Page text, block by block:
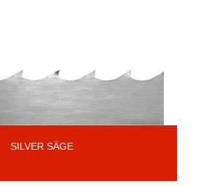
SILVER SÄGE